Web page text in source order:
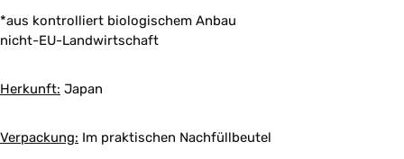
*aus kontrolliert biologischem Anbau
nicht-EU-Landwirtschaft
Herkunft: Japan
Verpackung: Im praktischen Nachfüllbeutel